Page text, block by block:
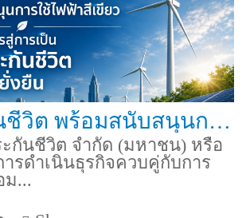
ไทยประกันชีวิต พร้อมสนับสนุนการใช้ไฟฟ้าสีเขียว ผลักดันองค์กรสู่การเป็นบริษัทประกันชีวิตแห่งความยั่งยืน
กันชีวิต จำกัด (มหาชน) หรือ
รดำเนินธุรกิจควบคู่กับการ
ม...